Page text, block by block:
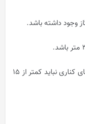
وجود داشته باشد.
فاصله محل نصب پکیج تا دیوارهای کناری نباید کمتر از 15